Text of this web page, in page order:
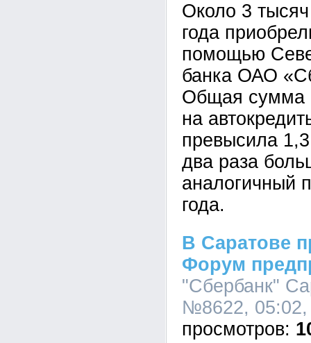
Около 3
года
помощью
банка ОАО
Общая сумма
на
превысила
два раза
аналогичный
года.
В Саратове
Форум
"Сбербанк"
№8622, 05:02,